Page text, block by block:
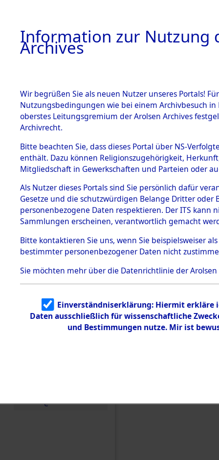
BESTÄNDE
1.
mente
5. Verschiedenes
5.3
Todesmärsche
5.3.1 Alliierte
Erhebungen
zu
Todesmärsch
en
5.3.2
Identifizierun
g
5.3.3
Todesmärsch
e
und
0062
Information zur Nutzung
Archives
Wir begrüßen Sie als neuen Nutzer unseres Portals!
Nutzungsbedingungen wie bei einem Archivbesuch
oberstes Leitungsgremium der Arolsen Archives
Archivrecht.
Bitte beachten Sie, dass dieses Portal über NS-
enthält. Dazu können Religionszugehörigkeit,
Mitgliedschaft in Gewerkschaften und Parteien oder
Als Nutzer dieses Portals sind Sie persönlich dafür
Gesetze und die schutzwürdigen Belange Dritter
personenbezogene Daten respektieren. Der ITS
Sammlungen erscheinen, verantwortlich gemacht
Bitte kontaktieren Sie uns, wenn Sie beispielsweiser
bestimmter personenbezogener Daten nicht
Sie möchten mehr über die Datenrichtlinie der Arolsen
Einverständniserklärung: Hiermit erkläre
Daten ausschließlich für wissenschaftliche
und Bestimmungen nutze. Mir ist